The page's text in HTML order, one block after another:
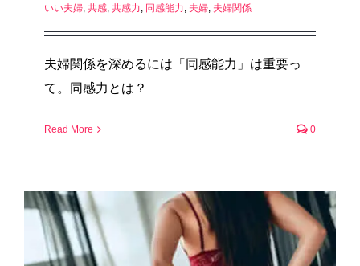
いい夫婦 共感 共感力 同感能力 夫婦 夫婦関係
夫婦関係を深めるには「同感能力」は重要っ
て。同感力とは？
Read More 0